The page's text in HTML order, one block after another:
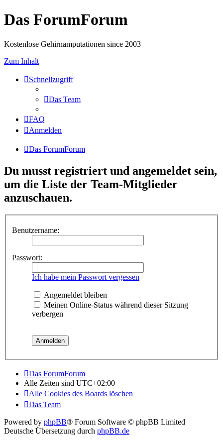
Das ForumForum
Kostenlose Gehirnamputationen since 2003
Zum Inhalt
Schnellzugriff
Das Team
FAQ
Anmelden
Das ForumForum
Du musst registriert und angemeldet sein,
um die Liste der Team-Mitglieder
anzuschauen.
Benutzername:
Passwort:
Ich habe mein Passwort vergessen
Angemeldet bleiben
Meinen Online-Status während dieser Sitzung
verbergen
Das ForumForum
Alle Zeiten sind UTC+02:00
Alle Cookies des Boards löschen
Das Team
Powered by phpBB® Forum Software © phpBB Limited
Deutsche Übersetzung durch phpBB.de